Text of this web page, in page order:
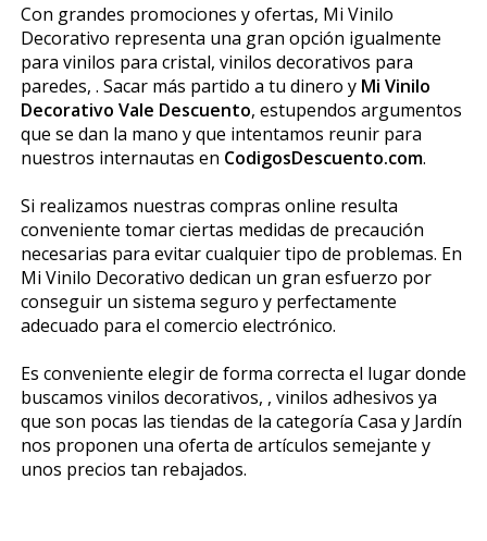
Con grandes promociones y ofertas, Mi Vinilo
Decorativo representa una gran opción igualmente
para vinilos para cristal, vinilos decorativos para
paredes, . Sacar más partido a tu dinero y Mi Vinilo
Decorativo Vale Descuento, estupendos argumentos
que se dan la mano y que intentamos reunir para
nuestros internautas en CodigosDescuento.com.
Si realizamos nuestras compras online resulta
conveniente tomar ciertas medidas de precaución
necesarias para evitar cualquier tipo de problemas. En
Mi Vinilo Decorativo dedican un gran esfuerzo por
conseguir un sistema seguro y perfectamente
adecuado para el comercio electrónico.
Es conveniente elegir de forma correcta el lugar donde
buscamos vinilos decorativos, , vinilos adhesivos ya
que son pocas las tiendas de la categoría Casa y Jardín
nos proponen una oferta de artículos semejante y
unos precios tan rebajados.